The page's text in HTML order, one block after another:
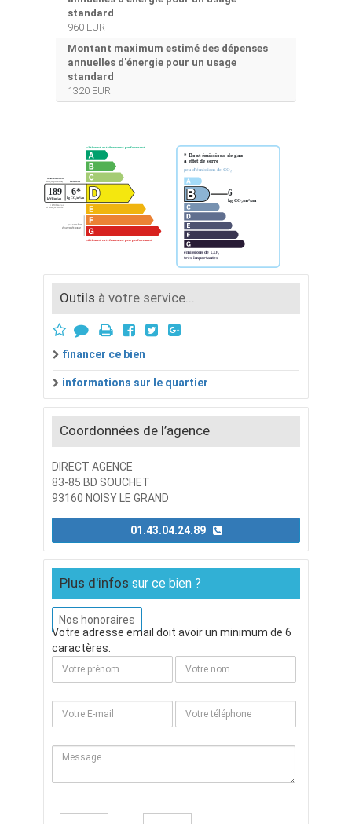
standard
960 EUR
Montant maximum estimé des dépenses
annuelles d'énergie pour un usage
standard
1320 EUR
Outils à votre service...
financer ce bien
informations sur le quartier
Coordonnées de l’agence
DIRECT AGENCE
83-85 BD SOUCHET
93160 NOISY LE GRAND
Plus d'infos sur ce bien ?
Nos honoraires
Votre adresse email doit avoir un minimum de 6
caractères.